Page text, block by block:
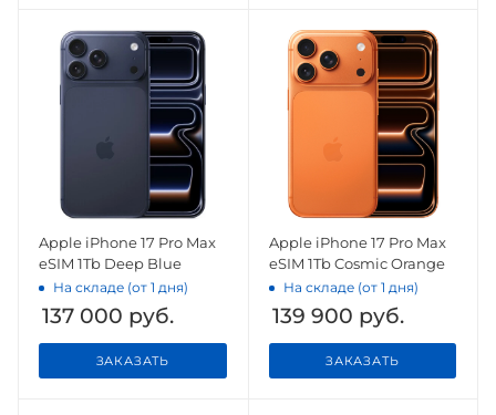
Apple iPhone 17 Pro Max
eSIM 1Tb Deep Blue
На складе (от 1 дня)
137 000 руб.
ЗАКАЗАТЬ
Apple iPhone 17 Pro Max
eSIM 1Tb Cosmic Orange
На складе (от 1 дня)
139 900 руб.
ЗАКАЗАТЬ